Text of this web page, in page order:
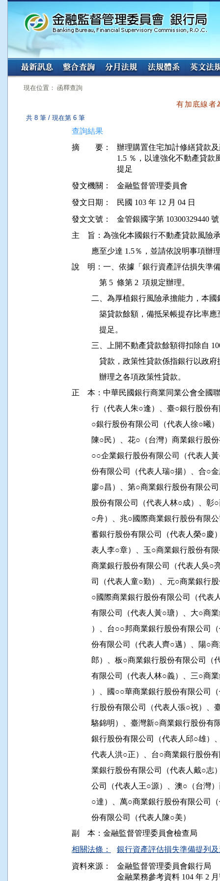
:::
現在位置： 函釋查詢
有加底線者
共 8 筆 / 現在第 6 筆
查詢結果
摘 要：
辦理購置住宅加計修繕貸款
1.5 ％，以達強化不動產貸款
發文機關：
金融監督管理委員會
發文日期：
民國 103 年 12 月 04 日
發文文號：
金管銀國字第 10300329440
主    旨：為強化本國銀行不動產貸款風險
應至少達 1.5％，並請依說明事項
說    明：一、依據「銀行資產評估損失準
              第 5  條第 2  項規定辦理。
二、為厚植銀行風險承擔能力，
築貸款餘額，備抵呆帳提存比率
              提足。
三、上開不動產貸款餘額得扣除自
貸款，政策性貸款係指銀行以
              辦理之各項政策性貸款。
正    本：中華民國銀行商業同業公會全國
行（代表人朱○逢）、臺○銀行股
○銀行股份有限公司（代表人徐○
陳○民）、花○（台灣）商業銀行
○○企業銀行股份有限公司（代表
份有限公司（代表人瑞○揚）、合
廖○昌）、第○商業銀行股份有限
股份有限公司（代表人林○成）、
○舟）、兆○國際商業銀行股份有
蓄銀行股份有限公司（代表人榮○
表人李○章）、玉○商業銀行股份
商業銀行股份有限公司（代表人
司（代表人童○勤）、元○商業銀
○國際商業銀行股份有限公司（代
有限公司（代表人黃○瑭）、大○
）、台○○邦商業銀行股份有限公
份有限公司（代表人齊○邁）、陽
郎）、板○商業銀行股份有限公司
有限公司（代表人林○義）、三○
）、國○○華商業銀行股份有限公
行股份有限公司（代表人張○祝）
駱錦明）、臺灣新○商業銀行股份
銀行股份有限公司（代表人邱○雄
代表人洪○正）、台○商業銀行股
業銀行股份有限公司（代表人戴○
公司（代表人王○源）、澳○（台
○達）、萬○商業銀行股份有限公
          份有限公司（代表人陳○美）
相關法條：
銀行資產評估損失準備提列
資料來源：
金融監督管理委員會銀行局
金融業務參考資料 104 年 2